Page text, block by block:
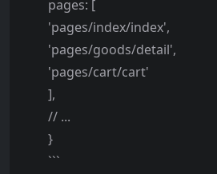
pages: [
'pages/index/index',
'pages/goods/detail',
'pages/cart/cart'
],
// ...
}
```